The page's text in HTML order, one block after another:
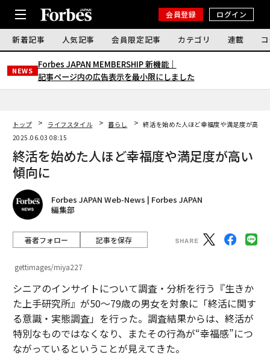
会員登録 ログイン
新着記事 人気記事 会員限定記事 カテゴリ 連載
NEWS
Forbes JAPAN MEMBERSHIP 新機能｜
記事ページ内の広告表示を最小限にしました
トップ ライフスタイル 暮らし
終活を始めた人ほど幸福度や満足度が高い
2025.06.03 08:15
終活を始めた人ほど幸福度や満足度が高い
傾向に
Forbes JAPAN Web-News | Forbes JAPAN
編集部
著者フォロー 記事を保存
gettimages/miya227
シニアのインサイトについて調査・分析を行う『生きか
た上手研究所』が50～79歳の男女を対象に「終活に関す
る意識・実態調査」を行った。調査結果からは、終活が
特別なものではなくなり、またその行為が“幸福感”につ
ながっているということが見えてきた。